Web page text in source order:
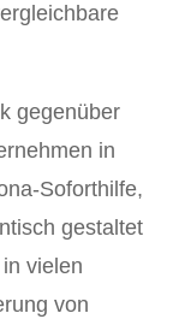
gegenüber
in
Soforthilfe,
gestaltet
vielen
von